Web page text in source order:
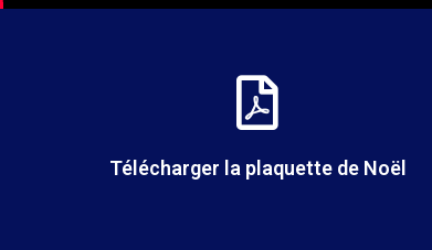
Télécharger la plaquette de Noël